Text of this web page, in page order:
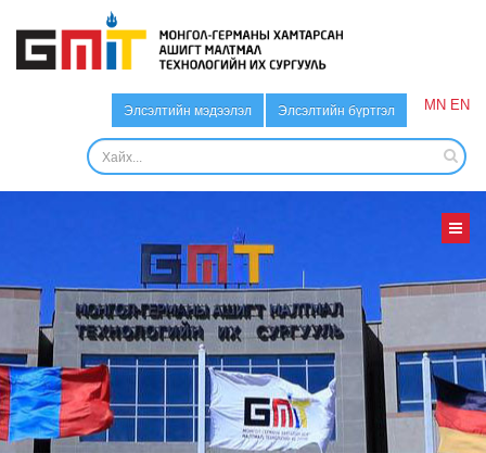
Элсэлтийн мэдээлэл Элсэлтийн бүртгэл MN EN